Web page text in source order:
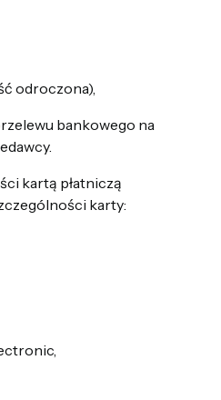
odroczona),
bankowego na
kartą płatniczą
karty: